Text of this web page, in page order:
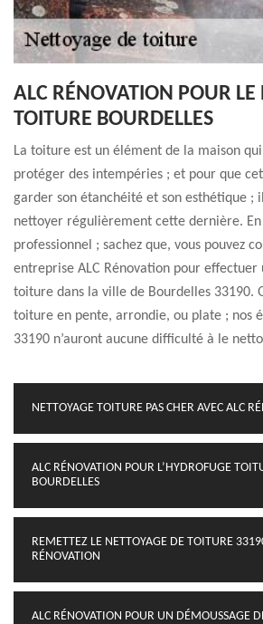
ALC RÉNOVATION POUR LE
TOITURE BOURDELLES
La toiture est un élément de la maison
protéger des intempéries ; et pour que
garder son étanchéité et son esthétique ;
nettoyer régulièrement cette dernière.
professionnel ; sachez que, vous pouvez
entreprise ALC Rénovation pour
toiture dans la ville de Bourdelles 33190.
toiture en pente, arrondie, ou plate ; nos
33190 n’auront aucune difficulté à le
NETTOYAGE TOITURE PAS CHER AVEC ALC
ALC RÉNOVATION POUR L’HYDROFUGE
BOURDELLES
REMETTEZ LE NETTOYAGE DE TOITURE
RÉNOVATION
ALC RÉNOVATION POUR UN DÉMOUSSAGE